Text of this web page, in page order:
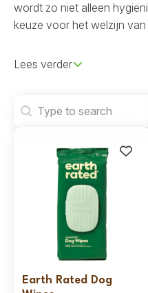
wordt zo niet alleen
keuze voor het welzijn van
Lees verder
Search
Earth Rated Dog